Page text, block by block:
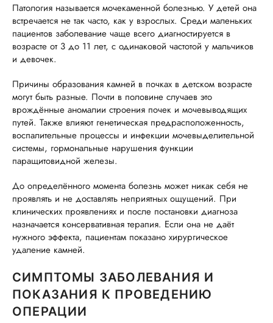
Патология называется мочекаменной болезнью. У детей она
встречается не так часто, как у взрослых. Среди маленьких
пациентов заболевание чаще всего диагностируется в
возрасте от 3 до 11 лет, с одинаковой частотой у мальчиков
и девочек.
Причины образования камней в почках в детском возрасте
могут быть разные. Почти в половине случаев это
врождённые аномалии строения почек и мочевыводящих
путей. Также влияют генетическая предрасположенность,
воспалительные процессы и инфекции мочевыделительной
системы, гормональные нарушения функции
паращитовидной железы.
До определённого момента болезнь может никак себя не
проявлять и не доставлять неприятных ощущений. При
клинических проявлениях и после постановки диагноза
назначается консервативная терапия. Если она не даёт
нужного эффекта, пациентам показано хирургическое
удаление камней.
СИМПТОМЫ ЗАБОЛЕВАНИЯ И
ПОКАЗАНИЯ К ПРОВЕДЕНИЮ
ОПЕРАЦИИ